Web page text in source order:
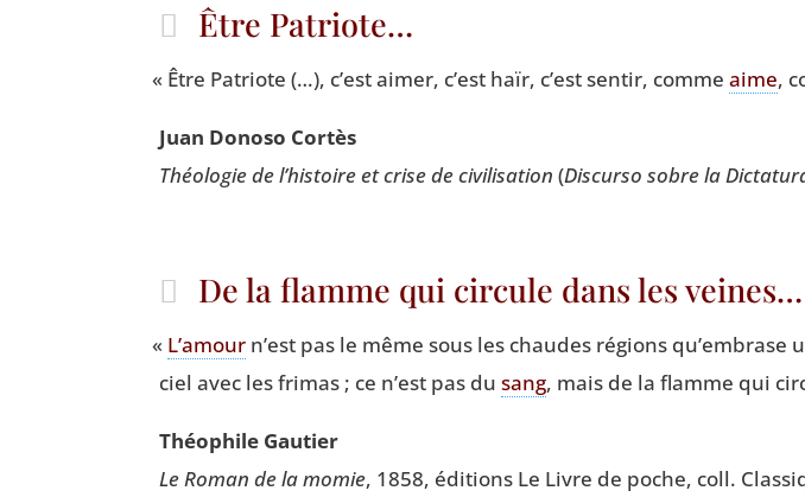
Être Patriote…
« Être Patriote (…), c’est aimer, c’est haïr, c’est sen­tir, comme aime,
Juan Dono­so Cortès
Théo­lo­gie de l’his­toire et crise de civi­li­sa­tion (Dis­cur­so sobre la
De la flamme qui circule dans les veines…
« L’a­mourn’est pas le même sous les chaudes régions
ciel avec les fri­mas ; ce n’est pas dusang, mais de la flamme qui
Théo­phile Gautier
Le Roman de la momie, 1858, édi­tions Le Livre de poche, coll.